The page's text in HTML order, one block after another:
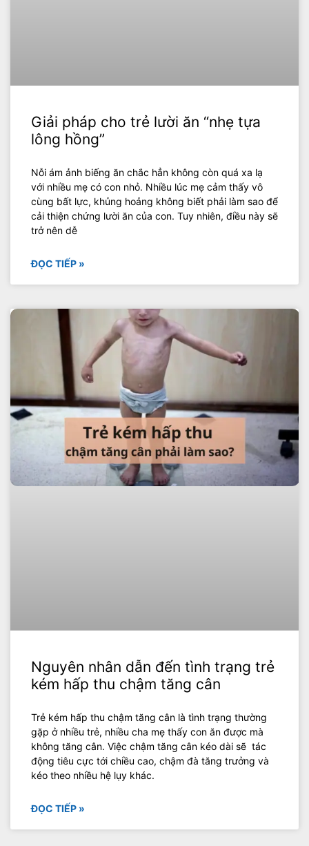
Giải pháp cho trẻ lười ăn “nhẹ tựa
lông hồng”
Nỗi ám ảnh biếng ăn chắc hẳn không còn quá xa lạ
với nhiều mẹ có con nhỏ. Nhiều lúc mẹ cảm thấy vô
cùng bất lực, khủng hoảng không biết phải làm sao để
cải thiện chứng lười ăn của con. Tuy nhiên, điều này sẽ
trở nên dễ
ĐỌC TIẾP »
Nguyên nhân dẫn đến tình trạng trẻ
kém hấp thu chậm tăng cân
Trẻ kém hấp thu chậm tăng cân là tình trạng thường
gặp ở nhiều trẻ, nhiều cha mẹ thấy con ăn được mà
không tăng cân. Việc chậm tăng cân kéo dài sẽ tác
động tiêu cực tới chiều cao, chậm đà tăng trưởng và
kéo theo nhiều hệ lụy khác.
ĐỌC TIẾP »